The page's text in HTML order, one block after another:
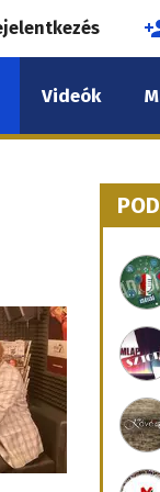
Videók